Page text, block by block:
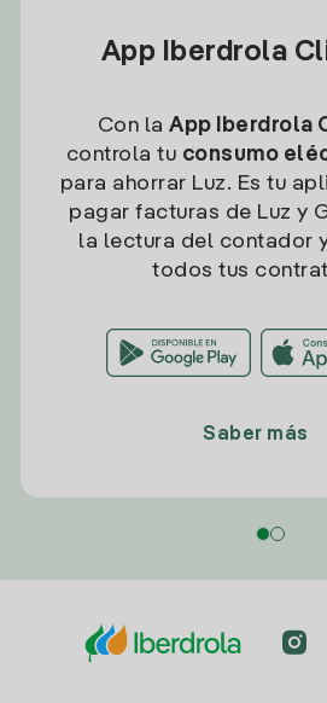
App Iberdrola
Con la App Iberdrola
controla tu consumo
para ahorrar Luz. Es tu
pagar facturas de Luz y
la lectura del contador
todos tus
Saber más